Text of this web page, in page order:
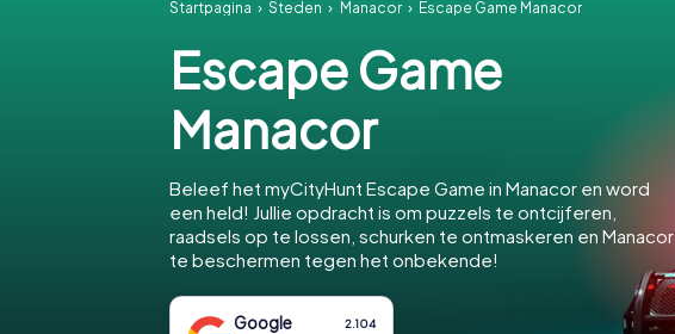
Startpagina Steden Manacor Escape Game Manacor
Escape Game
Manacor
Beleef het myCityHunt Escape Game in Manacor en word
een held! Jullie opdracht is om puzzels te ontcijferen,
raadsels op te lossen, schurken te ontmaskeren en Manacor
te beschermen tegen het onbekende!
Google 2.104